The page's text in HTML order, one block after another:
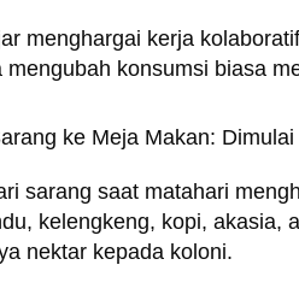
menghargai kerja
mengubah konsumsi biasa
ke Meja Makan:
sarang saat matahari
kelengkeng, kopi, akasia,
nektar kepada koloni.